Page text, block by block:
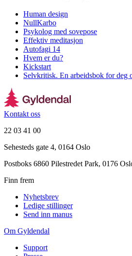
Human design
NullKarbo
Psykolog med sovepose
Effektiv meditasjon
Autofagi 14
Hvem er du?
Kickstart
Selvkritisk. En arbeidsbok for deg
Kontakt oss
22 03 41 00
Sehesteds gate 4, 0164 Oslo
Postboks 6860 Pilestredet Park, 0176
Finn frem
Nyhetsbrev
Ledige stillinger
Send inn manus
Om Gyldendal
Support